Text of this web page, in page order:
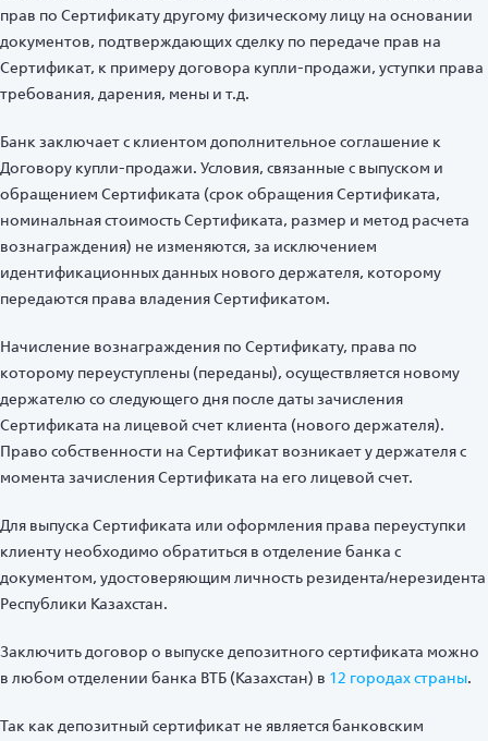
прав по Сертификату другому физическому лицу на основании
документов, подтверждающих сделку по передаче прав на
Сертификат, к примеру договора купли-продажи, уступки права
требования, дарения, мены и т.д.
Банк заключает с клиентом дополнительное соглашение к
Договору купли-продажи. Условия, связанные с выпуском и
обращением Сертификата (срок обращения Сертификата,
номинальная стоимость Сертификата, размер и метод расчета
вознаграждения) не изменяются, за исключением
идентификационных данных нового держателя, которому
передаются права владения Сертификатом.
Начисление вознаграждения по Сертификату, права по
которому переуступлены (переданы), осуществляется новому
держателю со следующего дня после даты зачисления
Сертификата на лицевой счет клиента (нового держателя).
Право собственности на Сертификат возникает у держателя с
момента зачисления Сертификата на его лицевой счет.
Для выпуска Сертификата или оформления права переуступки
клиенту необходимо обратиться в отделение банка с
документом, удостоверяющим личность резидента/нерезидента
Республики Казахстан.
Заключить договор о выпуске депозитного сертификата можно
в любом отделении банка ВТБ (Казахстан) в 12 городах страны.
Так как депозитный сертификат не является банковским